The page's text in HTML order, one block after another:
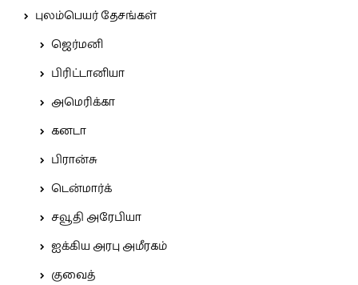
புலம்பெயர் தேசங்கள்
ஜெர்மனி
பிரிட்டானியா
அமெரிக்கா
கனடா
பிரான்சு
டென்மார்க்
சவூதி அரேபியா
ஐக்கிய அரபு அமீரகம்
குவைத்